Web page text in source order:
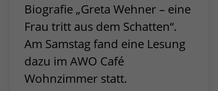
Biografie „Greta Wehner – eine
Frau tritt aus dem Schatten“.
Am Samstag fand eine Lesung
dazu im AWO Café
Wohnzimmer statt.